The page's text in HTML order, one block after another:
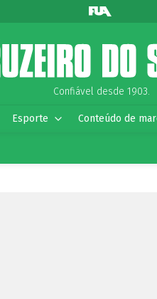
Confiável desde 1903.
Esporte Conteúdo de